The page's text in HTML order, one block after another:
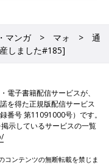
マンガ マォ
通
しました#185]
電子書籍配信サービスが、
を得た正規版配信サービス
番号 第11091000号）です。
示しているサービスの一覧
コンテンツの無断転載を禁じま